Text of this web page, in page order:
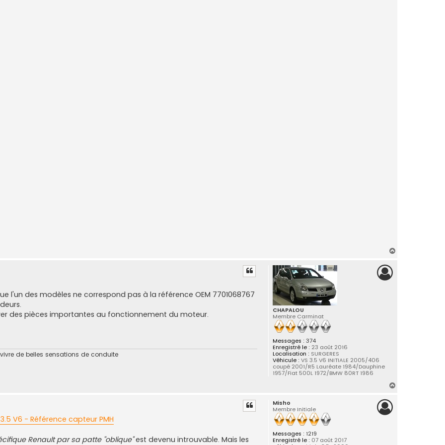
CHAPALOU
Membre Carminat
Messages : 374
Enregistré le : 23 août 2016
Localisation : SURGERES
Véhicule : VS 3.5 V6 INITIALE 2005/406
coupé 2001/R5 Lauréate 1984/Dauphine
1957/Fiat 500L 1972/BMW 80RT 1986
l'un des modèles ne correspond pas à la référence OEM 7701068767
des pièces importantes au fonctionnement du moteur.
de belles sensations de conduite
Misho
Membre Initiale
Messages : 1219
Enregistré le : 07 août 2017
3.5 V6 - Référence capteur PMH
Renault par sa patte "oblique"est devenu introuvable. Mais les